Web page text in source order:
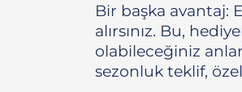
Bir başka avantaj:
alırsınız. Bu,
olabileceğiniz
sezonluk teklif,